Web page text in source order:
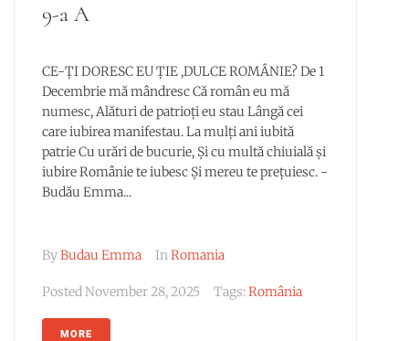
9-a A
CE-ȚI DORESC EU ȚIE ,DULCE ROMÂNIE? De 1
Decembrie mă mândresc Că român eu mă
numesc, Alături de patrioți eu stau Lângă cei
care iubirea manifestau. La mulți ani iubită
patrie Cu urări de bucurie, Și cu multă chiuială și
iubire Românie te iubesc Și mereu te prețuiesc. -
Budău Emma...
ByBudau Emma InRomania
PostedNovember 28, 2025 Tags:România
MORE